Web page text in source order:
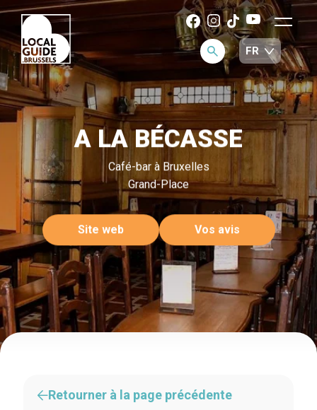
A LA BÉCASSE
Café-bar à Bruxelles
Grand-Place
Site web Vos avis
Retourner à la page précédente